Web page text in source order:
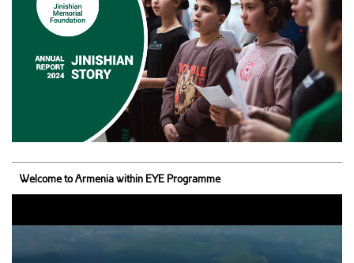
Welcome to Armenia within EYE Programme